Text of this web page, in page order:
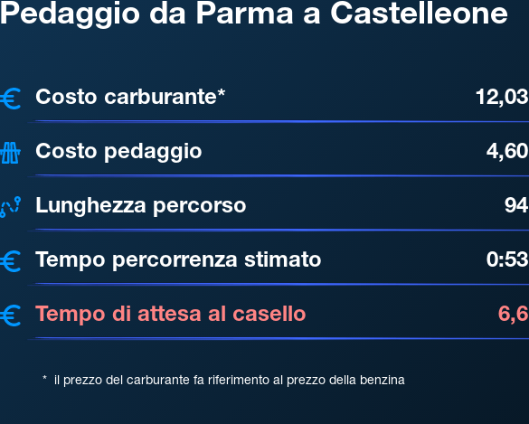
Pedaggio da Parma a Castelleone
Costo carburante* 12,03
Costo pedaggio 4,60
Lunghezza percorso 94
Tempo percorrenza stimato 0:53
Tempo di attesa al casello 6,6
* il prezzo del carburante fa riferimento al prezzo della benzina